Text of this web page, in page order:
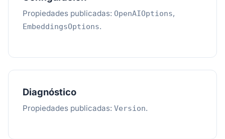
Propiedades publicadas: OpenAIOptions,
EmbeddingsOptions.
Diagnóstico
Propiedades publicadas: Version.